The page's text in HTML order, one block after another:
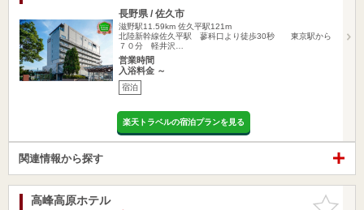
長野県 / 佐久市
滋野駅11.59km 佐久平駅121m
北陸新幹線佐久平駅 蓼科口より徒歩30秒 東京駅から
７０分 軽井沢…
営業時間
入浴料金 ～
宿泊
楽天トラベルの宿泊プランを見る
関連情報から探す
お気に入
高峰高原ホテル